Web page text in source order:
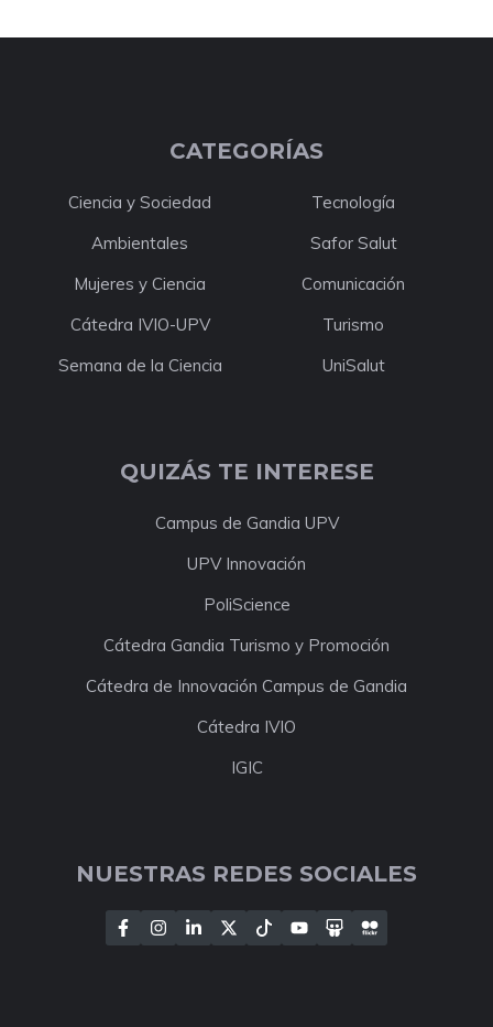
CATEGORÍAS
Ciencia y Sociedad
Tecnología
Ambientales
Safor Salut
Mujeres y Ciencia
Comunicación
Cátedra IVIO-UPV
Turismo
Semana de la Ciencia
UniSalut
QUIZÁS TE INTERESE
Campus de Gandia UPV
UPV Innovación
PoliScience
Cátedra Gandia Turismo y Promoción
Cátedra de Innovación Campus de Gandia
Cátedra IVIO
IGIC
NUESTRAS REDES SOCIALES